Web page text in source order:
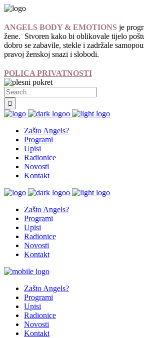
ANGELS BODY & EMOTIONS je
žene. Stvoren kako bi oblikovale tijelo
dobro se zabavile, stekle i zadržale
pravoj ženskoj snazi i slobodi.
POLICA PRIVATNOSTI
Zašto Angels?
Programi
Upisi
Radionice
Novosti
Kontakt
Zašto Angels?
Programi
Upisi
Radionice
Novosti
Kontakt
Zašto Angels?
Programi
Upisi
Radionice
Novosti
Kontakt